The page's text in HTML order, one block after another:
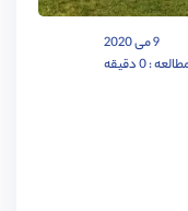
9 می 2020
: 0 دقیقه